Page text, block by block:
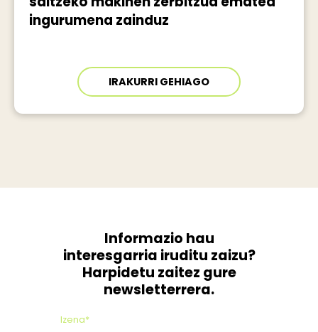
ingurumena zainduz
IRAKURRI GEHIAGO
Informazio hau
interesgarria iruditu zaizu?
Harpidetu zaitez gure
newsletterrera.
Izena*